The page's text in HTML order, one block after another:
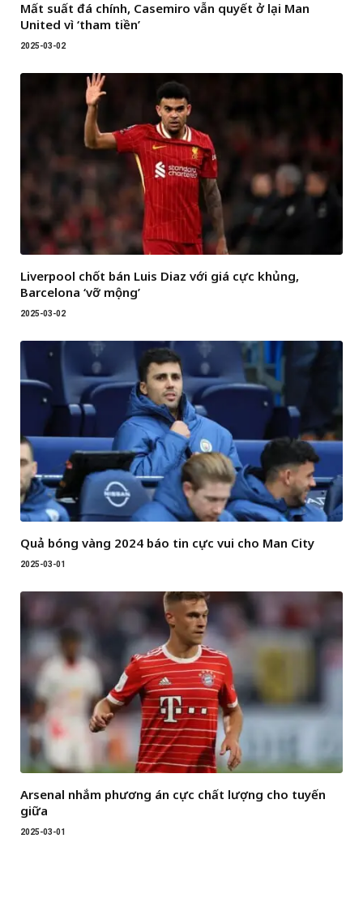
Mất suất đá chính, Casemiro vẫn quyết ở lại Man
United vì ‘tham tiền’
2025-03-02
Liverpool chốt bán Luis Diaz với giá cực khủng,
Barcelona ‘vỡ mộng’
2025-03-02
Quả bóng vàng 2024 báo tin cực vui cho Man City
2025-03-01
Arsenal nhắm phương án cực chất lượng cho tuyến
giữa
2025-03-01